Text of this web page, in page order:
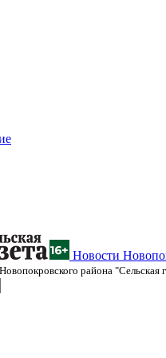
Новости
района "Сельская